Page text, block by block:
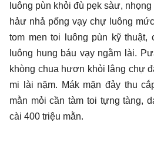
luông pùn khỏi đù pẹk sàư,
hảư nhả pống vạy chự luông
tom men toi luông pùn kỹ
luông hung báu vạy ngằm lài.
khòng chua hươn khỏi lâng chự
mi lài nặm. Mák mặn đảy thu
mằn mỏi cần tàm toi tựng tàng,
cài 400 triệu mằn.